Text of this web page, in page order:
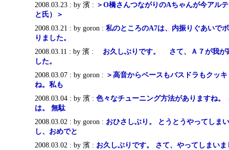
2008.03.23 : by 濱 : ＞O橋さんつながりのAちゃんが今アル
と氏）＞
2008.03.21 : by goron : 私のところのA7は、内振りぐあいで
りました。
2008.03.11 : by 濱 :
お久しぶりです。 さて、Ａ７が我が
した。
2008.03.07 : by goron : ＞高音からベースもバスドラもクッ
ね。私も
2008.03.04 : by 濱 : 色々なチューニング方法がありますね。
は。 無駄
2008.03.02 : by goron : おひさしぶり。 とうとうやってしま
し、おめでと
2008.03.02 : by 濱 : お久しぶりです。 さて、やってしまい